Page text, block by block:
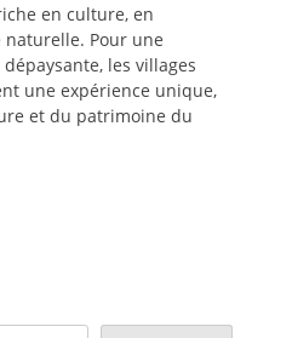
en culture, en
Pour une
les villages
une expérience unique,
et du patrimoine du